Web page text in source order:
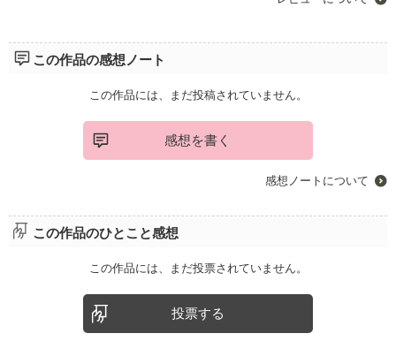
この作品の感想ノート
この作品には、まだ投稿されていません。
感想を書く
感想ノートについて
この作品のひとこと感想
この作品には、まだ投票されていません。
投票する